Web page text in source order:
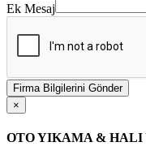
Ek Mesaj
Firma Bilgilerini Gönder
×
OTO YIKAMA &